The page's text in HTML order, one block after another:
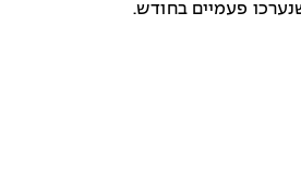
פעמיים בחודש.